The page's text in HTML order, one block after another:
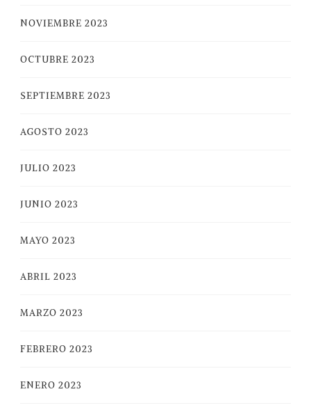
NOVIEMBRE 2023
OCTUBRE 2023
SEPTIEMBRE 2023
AGOSTO 2023
JULIO 2023
JUNIO 2023
MAYO 2023
ABRIL 2023
MARZO 2023
FEBRERO 2023
ENERO 2023